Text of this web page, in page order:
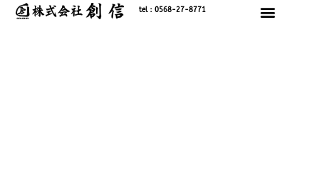
tel：0568-27-8771